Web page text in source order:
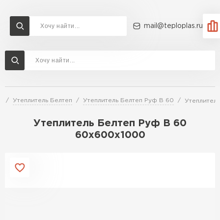
mail@teploplas.ru
Утеплитель Белтеп Утеплитель Белтеп Руф В 60
Утеплитель Белтеп Руф В 60
60х600х1000
Доставка и оплата
Утеплитель Ветонит
Утеплитель Технониколь
Утеплитель Rockwool